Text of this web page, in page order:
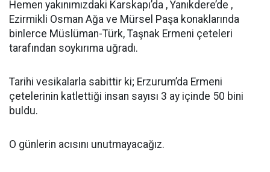
Hemen yakınımızdaki Karskapı’da , Yanıkdere’de ,
Ezirmikli Osman Ağa ve Mürsel Paşa konaklarında
binlerce Müslüman-Türk, Taşnak Ermeni çeteleri
tarafından soykırıma uğradı.
Tarihi vesikalarla sabittir ki; Erzurum’da Ermeni
çetelerinin katlettiği insan sayısı 3 ay içinde 50 bini
buldu.
O günlerin acısını unutmayacağız.